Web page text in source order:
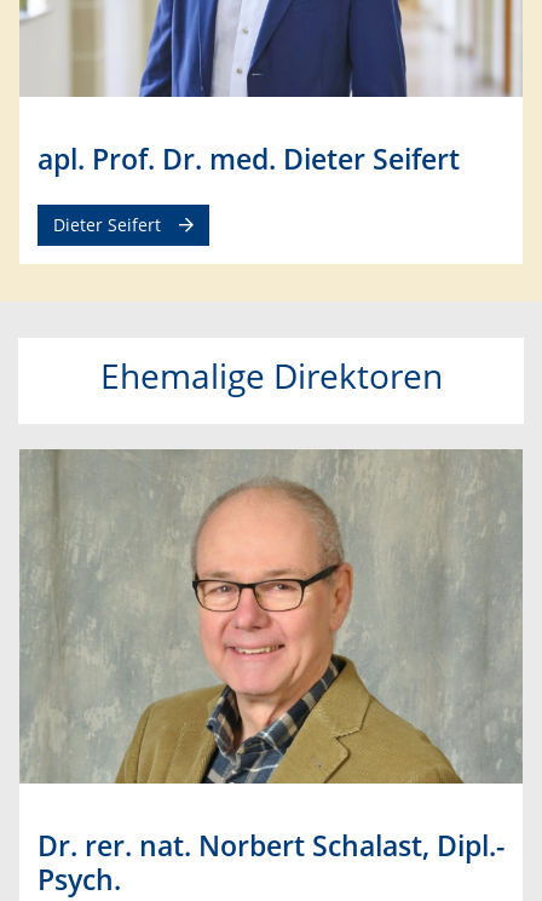
apl. Prof. Dr. med. Dieter Seifert
Dieter Seifert
Ehemalige Direktoren
Dr. rer. nat. Norbert Schalast, Dipl.-
Psych.